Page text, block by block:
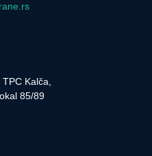
Kalča,
85/89